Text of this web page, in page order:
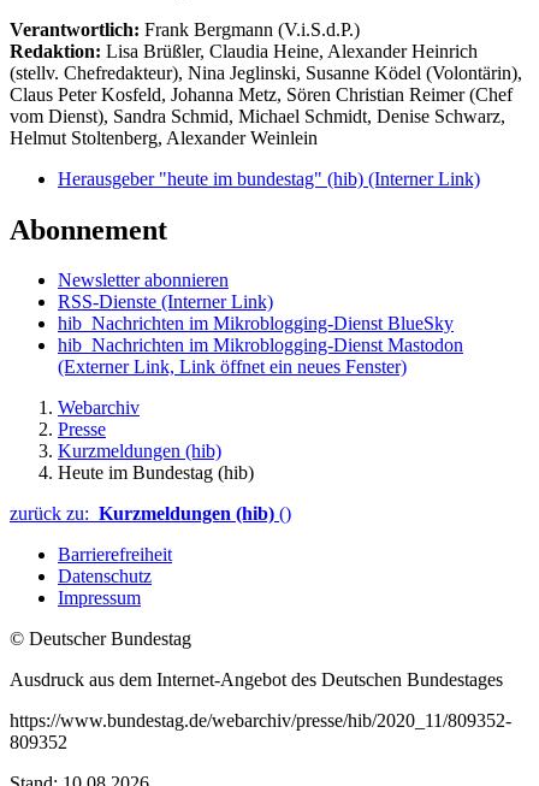
Verantwortlich: Frank Bergmann (V.i.S.d.P.)
Redaktion: Lisa Brüßler, Claudia Heine, Alexander Heinrich
(stellv. Chefredakteur), Nina Jeglinski, Susanne Ködel (Volontärin),
Claus Peter Kosfeld, Johanna Metz, Sören Christian Reimer (Chef
vom Dienst), Sandra Schmid, Michael Schmidt, Denise Schwarz,
Helmut Stoltenberg, Alexander Weinlein
Herausgeber "heute im bundestag" (hib) (Interner Link)
Abonnement
Newsletter abonnieren
RSS-Dienste (Interner Link)
hib_Nachrichten im Mikroblogging-Dienst BlueSky
hib_Nachrichten im Mikroblogging-Dienst Mastodon
(Externer Link, Link öffnet ein neues Fenster)
Webarchiv
Presse
Kurzmeldungen (hib)
Heute im Bundestag (hib)
zurück zu: Kurzmeldungen (hib) ()
Barrierefreiheit
Datenschutz
Impressum
© Deutscher Bundestag
Ausdruck aus dem Internet-Angebot des Deutschen Bundestages
https://www.bundestag.de/webarchiv/presse/hib/2020_11/809352-
809352